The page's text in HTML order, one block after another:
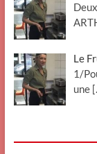
Le
1/
une